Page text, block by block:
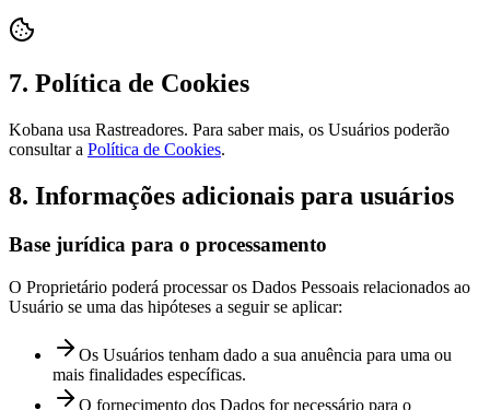
7. Política de Cookies
Kobana usa Rastreadores. Para saber mais, os Usuários poderão
consultar a Política de Cookies.
8. Informações adicionais para usuários
Base jurídica para o processamento
O Proprietário poderá processar os Dados Pessoais relacionados ao
Usuário se uma das hipóteses a seguir se aplicar:
Os Usuários tenham dado a sua anuência para uma ou
mais finalidades específicas.
O fornecimento dos Dados for necessário para o